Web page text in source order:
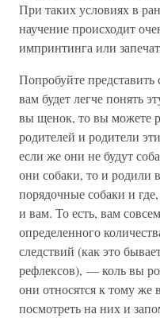
При таких условиях в
научение происходит
импринтинга или
Попробуйте
вам будет легче понять
вы щенок, то вы можете
родителей и родители
если же они не будут
они собаки, то и родили
порядочные собаки и
и вам. То есть, вам
определенного
следствий (как это
рефлексов), — коль вы
они относятся к тому же
посмотреть на них и